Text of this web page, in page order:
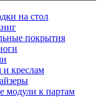
на стол
покрытия
и креслам
модули к партам